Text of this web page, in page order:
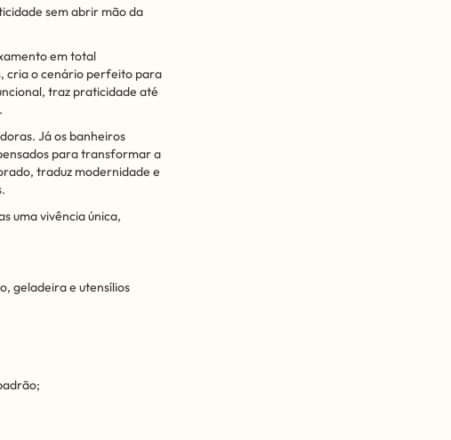
sem abrir mão da
em total
cria o cenário perfeito para
traz praticidade até
Já os banheiros
para transformar a
traduz modernidade e
uma vivência única,
geladeira e utensílios